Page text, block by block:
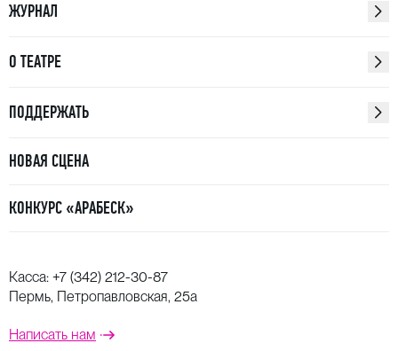
ЖУРНАЛ
О ТЕАТРЕ
ПОДДЕРЖАТЬ
НОВАЯ СЦЕНА
КОНКУРС «АРАБЕСК»
Касса: +7 (342) 212-30-87
Пермь, Петропавловская, 25а
Написать нам